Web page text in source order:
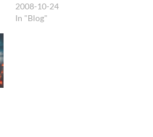
2008-10-24
In "Blog"